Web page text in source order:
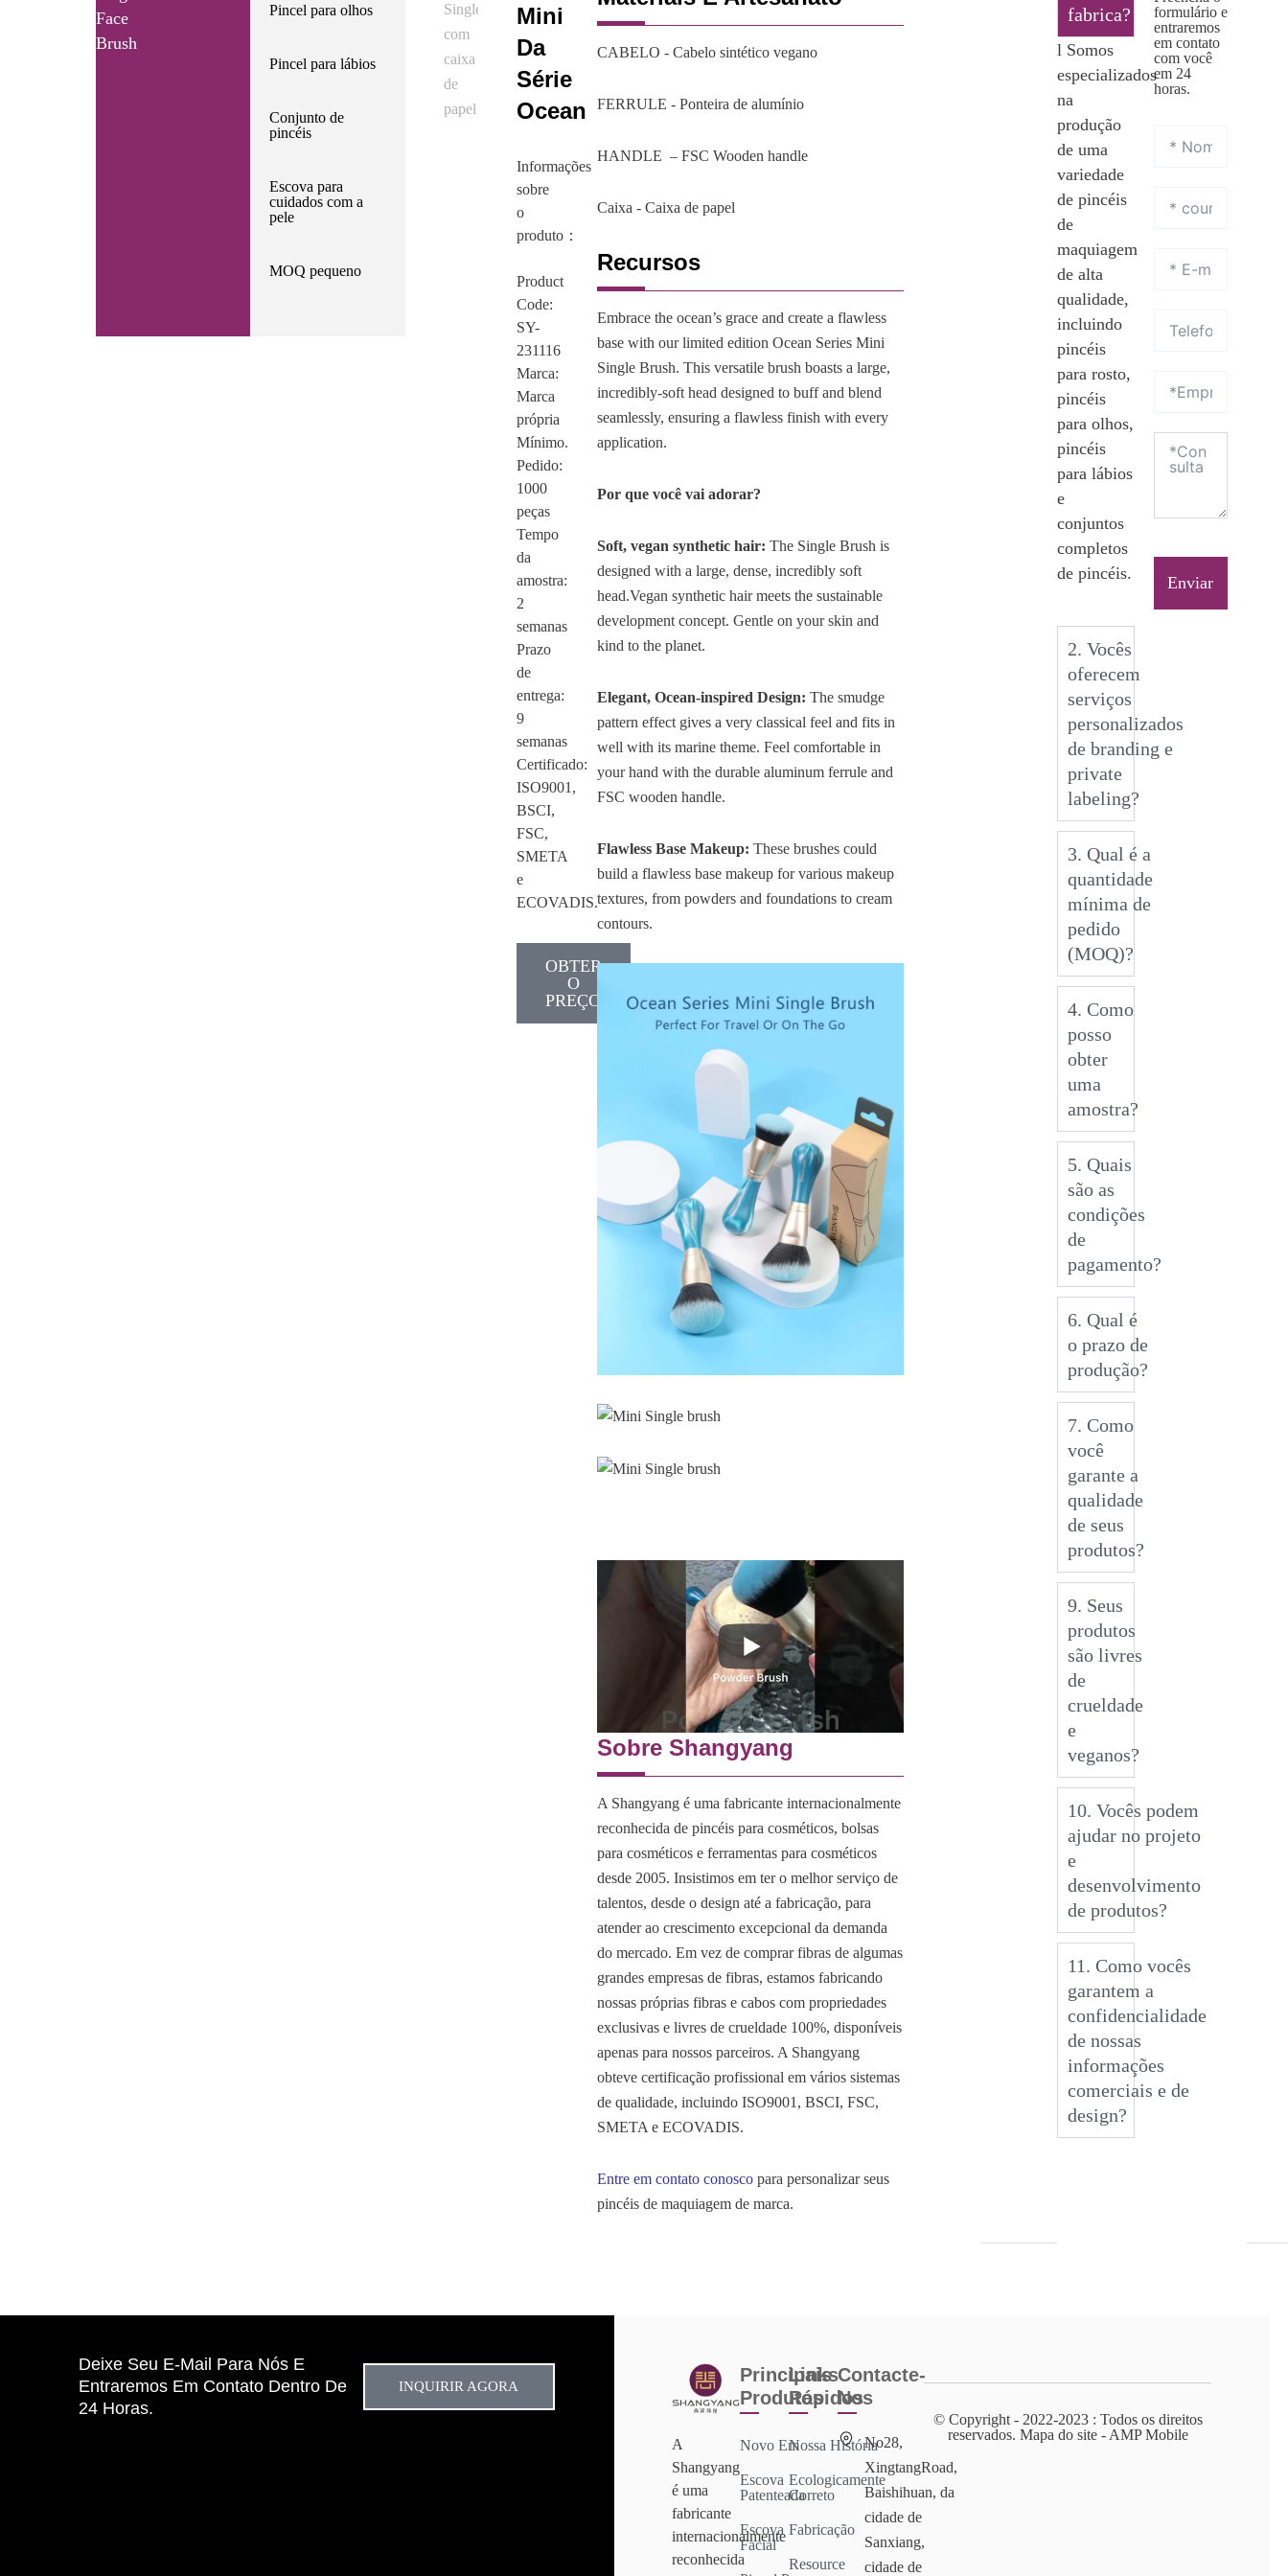
Face
Brush
Pincel para olhos
Pincel para lábios
Conjunto de
pincéis
Escova para
cuidados com a
pele
MOQ pequeno
Mini
Da
Série
Ocean
Informações
sobre
o
produto：
Product
Code:
SY-
231116
Marca:
Marca
própria
Mínimo.
Pedido:
1000
peças
Tempo
da
amostra:
2
semanas
Prazo
de
entrega:
9
semanas
Certificado:
ISO9001,
BSCI,
FSC,
SMETA
e
ECOVADIS.
OBTER
O
PREÇO
CABELO - Cabelo sintético vegano
FERRULE - Ponteira de alumínio
HANDLE – FSC Wooden handle
Caixa - Caixa de papel
Recursos
Embrace the ocean’s grace and create a flawless
base with our limited edition Ocean Series Mini
Single Brush. This versatile brush boasts a large,
incredibly-soft head designed to buff and blend
seamlessly, ensuring a flawless finish with every
application.
Por que você vai adorar?
Soft, vegan synthetic hair:The Single Brush is
designed with a large, dense, incredibly soft
head.Vegan synthetic hair meets the sustainable
development concept. Gentle on your skin and
kind to the planet.
Elegant, Ocean-inspired Design: The smudge
pattern effect gives a very classical feel and fits in
well with its marine theme. Feel comfortable in
your hand with the durable aluminum ferrule and
FSC wooden handle.
Flawless Base Makeup: These brushes could
build a flawless base makeup for various makeup
textures, from powders and foundations to cream
contours.
Sobre Shangyang
A Shangyang é uma fabricante internacionalmente
reconhecida de pincéis para cosméticos, bolsas
para cosméticos e ferramentas para cosméticos
desde 2005. Insistimos em ter o melhor serviço de
talentos, desde o design até a fabricação, para
atender ao crescimento excepcional da demanda
do mercado. Em vez de comprar fibras de algumas
grandes empresas de fibras, estamos fabricando
nossas próprias fibras e cabos com propriedades
exclusivas e livres de crueldade 100%, disponíveis
apenas para nossos parceiros. A Shangyang
obteve certificação profissional em vários sistemas
de qualidade, incluindo ISO9001, BSCI, FSC,
SMETA e ECOVADIS.
Entre em contato conosco para personalizar seus
pincéis de maquiagem de marca.
fabrica?
l Somos
especializados
na
produção
de uma
variedade
de pincéis
de
maquiagem
de alta
qualidade,
incluindo
pincéis
para rosto,
pincéis
para olhos,
pincéis
para lábios
e
conjuntos
completos
de pincéis.
2. Vocês
oferecem
serviços
personalizados
de branding e
private
labeling?
3. Qual é a
quantidade
mínima de
pedido
(MOQ)?
4. Como
posso
obter
uma
amostra?
5. Quais
são as
condições
de
pagamento?
6. Qual é
o prazo de
produção?
7. Como
você
garante a
qualidade
de seus
produtos?
9. Seus
produtos
são livres
de
crueldade
e
veganos?
10. Vocês podem
ajudar no projeto
e
desenvolvimento
de produtos?
11. Como vocês
garantem a
confidencialidade
de nossas
informações
comerciais e de
design?
formulário e
entraremos
em contato
com você
em 24
horas.
Enviar
Deixe Seu E-Mail Para Nós E
Entraremos Em Contato Dentro De
24 Horas.
INQUIRIR AGORA
A
Shangyang
é uma
fabricante
internacionalmente
reconhecida
Principais
Produtos
Novo Em
Escova
Patenteada
Escova
Facial
Links
Rápidos
Nossa História
Ecologicamente
Correto
Fabricação
Resource
Contacte-
Nos
No28,
XingtangRoad,
Baishihuan, da
cidade de
Sanxiang,
cidade de
© Copyright - 2022-2023 : Todos os direitos
reservados. Mapa do site - AMP Mobile